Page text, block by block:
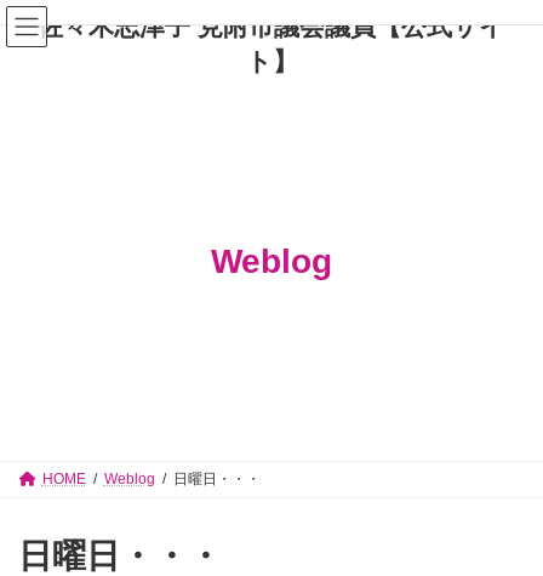
コ
ン
テ
ナ
ビ
ゲ
佐々木志津子 見附市議会議員【公式サイ
ト】
Weblog
HOME Weblog 日曜日・・・
日曜日・・・